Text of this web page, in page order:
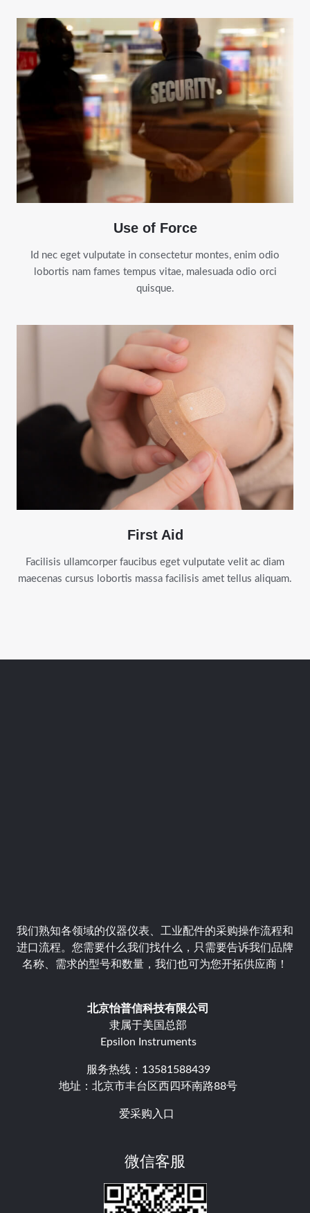
Use of Force
Id nec eget vulputate in consectetur montes, enim odio
lobortis nam fames tempus vitae, malesuada odio orci
quisque.
First Aid
Facilisis ullamcorper faucibus eget vulputate velit ac diam
maecenas cursus lobortis massa facilisis amet tellus aliquam.
我们熟知各领域的仪器仪表、工业配件的采购操作流程和
进口流程。您需要什么我们找什么，只需要告诉我们品牌
名称、需求的型号和数量，我们也可为您开拓供应商！
北京怡普信科技有限公司
隶属于美国总部
Epsilon Instruments
服务热线：13581588439
地址：北京市丰台区西四环南路88号
爱采购入口
微信客服